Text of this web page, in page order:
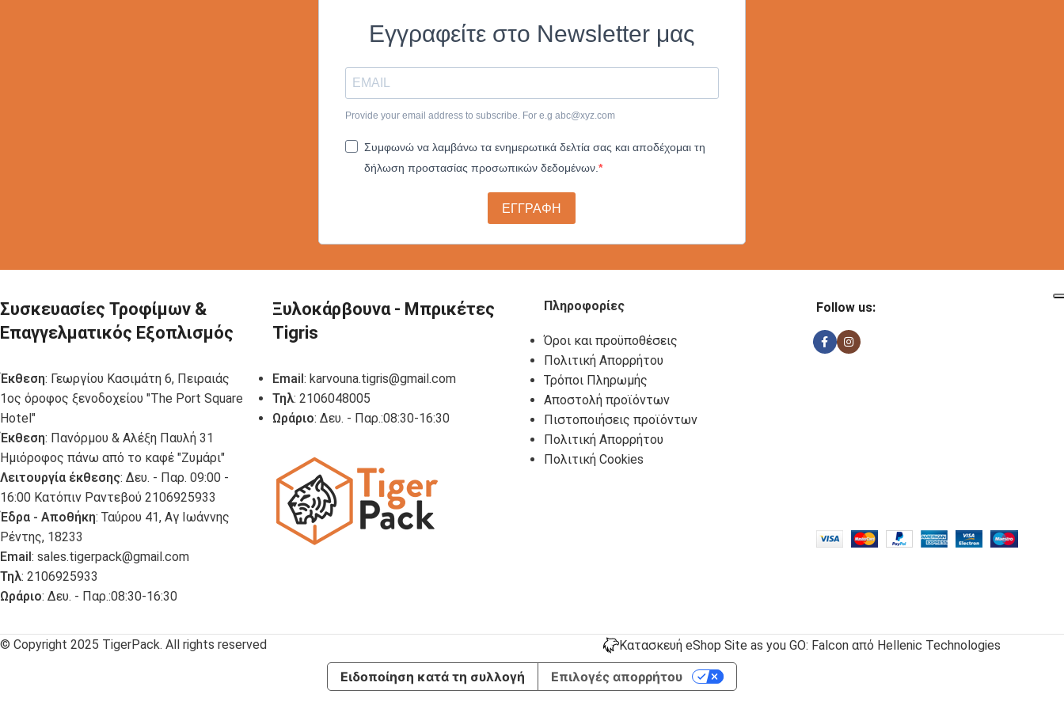
Εγγραφείτε στο Newsletter μας
Provide your email address to subscribe. For e.g abc@xyz.com
Συμφωνώ να λαμβάνω τα ενημερωτικά δελτία σας και αποδέχομαι τη
δήλωση προστασίας προσωπικών δεδομένων.
ΕΓΓΡΑΦΗ
Συσκευασίες Τροφίμων &
Επαγγελματικός Εξοπλισμός
Έκθεση: Γεωργίου Κασιμάτη 6, Πειραιάς
1ος όροφος ξενοδοχείου "The Port Square
Hotel"
Έκθεση: Πανόρμου & Αλέξη Παυλή 31
Ημιόροφος πάνω από το καφέ "Ζυμάρι"
Λειτουργία έκθεσης: Δευ. - Παρ. 09:00 -
16:00 Κατόπιν Ραντεβού 2106925933
Έδρα - Αποθήκη: Ταύρου 41, Αγ Ιωάννης
Ρέντης, 18233
Email: sales.tigerpack@gmail.com
Τηλ: 2106925933
Ωράριο: Δευ. - Παρ.:08:30-16:30
Ξυλοκάρβουνα - Μπρικέτες
Tigris
Email: karvouna.tigris@gmail.com
Τηλ: 2106048005
Ωράριο: Δευ. - Παρ.:08:30-16:30
Πληροφορίες
Όροι και προϋποθέσεις
Πολιτική Απορρήτου
Τρόποι Πληρωμής
Αποστολή προϊόντων
Πιστοποιήσεις προϊόντων
Πολιτική Απορρήτου
Πολιτική Cookies
Follow us:
© Copyright 2025 TigerPack. All rights reserved Κατασκευή eShop Site as you GO: Falcon από Hellenic Technologies
Ειδοποίηση κατά τη συλλογή Επιλογές απορρήτου